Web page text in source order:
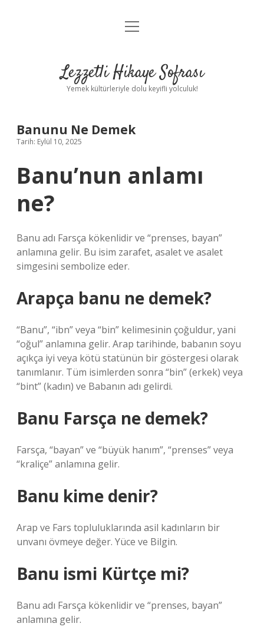
Anasayfa
Yasal Uyarı
menüyü
Lezzetli Hikaye Sofrası
Yemek kültürleriyle dolu keyifli yolculuk!
Banunu Ne Demek
Tarih: Eylül 10, 2025
Banu’nun anlamı
ne?
Banu adı Farsça kökenlidir ve “prenses, bayan”
anlamına gelir. Bu isim zarafet, asalet ve asalet
simgesini sembolize eder.
Arapça banu ne demek?
“Banu”, “ibn” veya “bin” kelimesinin çoğuldur, yani
“oğul” anlamına gelir. Arap tarihinde, babanın soyu
açıkça iyi veya kötü statünün bir göstergesi olarak
tanımlanır. Tüm isimlerden sonra “bin” (erkek) veya
“bint” (kadın) ve Babanın adı gelirdi.
Banu Farsça ne demek?
Farsça, “bayan” ve “büyük hanım”, “prenses” veya
“kraliçe” anlamına gelir.
Banu kime denir?
Arap ve Fars topluluklarında asil kadınların bir
unvanı övmeye değer. Yüce ve Bilgin.
Banu ismi Kürtçe mi?
Banu adı Farsça kökenlidir ve “prenses, bayan”
anlamına gelir.